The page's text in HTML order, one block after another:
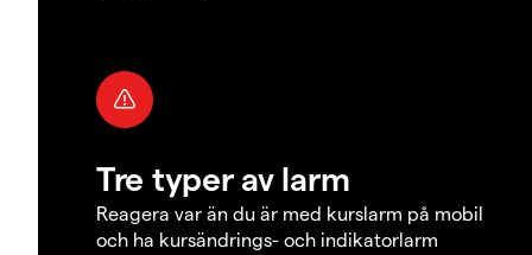
Tre typer av larm
Reagera var än du är med kurslarm på mobil
och ha kursändrings- och indikatorlarm